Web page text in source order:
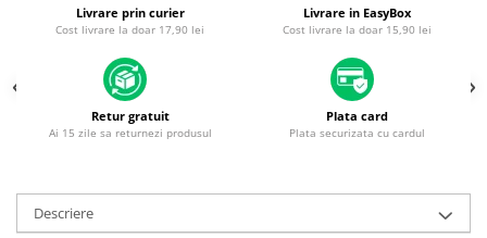
iPhone 16 Pro
iPhone 15 Pro Max
iPhone 16 Plus
iPhone 16
Livrare prin curier
Cost livrare la doar 17,90 lei
Livrare in EasyBox
Cost livrare la doar 15,90 lei
Retur gratuit
Ai 15 zile sa returnezi produsul
Plata card
Plata securizata cu cardul
Descriere